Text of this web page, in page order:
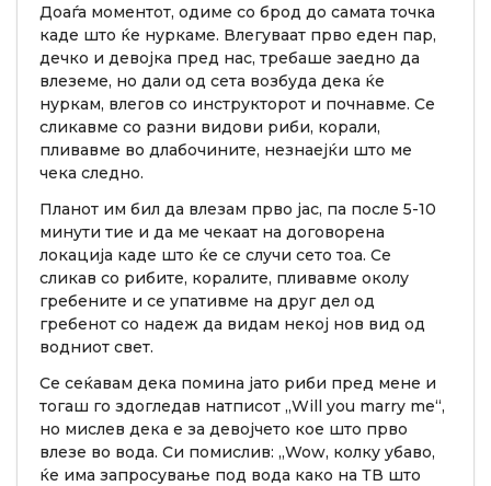
Доаѓа моментот, одиме со брод до самата точка
каде што ќе нуркаме. Влегуваат прво еден пар,
дечко и девојка пред нас, требаше заедно да
влеземе, но дали од сета возбуда дека ќе
нуркам, влегов со инструкторот и почнавме. Се
сликавме со разни видови риби, корали,
пливавме во длабочините, незнаејќи што ме
чека следно.
Планот им бил да влезам прво јас, па после 5-10
минути тие и да ме чекаат на договорена
локација каде што ќе се случи сето тоа. Се
сликав со рибите, коралите, пливавме околу
гребените и се упативме на друг дел од
гребенот со надеж да видам некој нов вид од
водниот свет.
Се сеќавам дека помина јато риби пред мене и
тогаш го здогледав натписот „Will you marry me“,
но мислев дека е за девојчето кое што прво
влезе во вода. Си помислив: „Wow, колку убаво,
ќе има запросување под вода како на ТВ што